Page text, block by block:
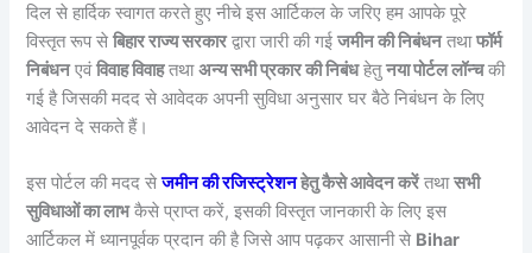
दिल से हार्दिक स्वागत करते हुए नीचे इस आर्टिकल के जरिए हम आपके पूरे
विस्तृत रूप सेबिहार राज्य सरकारद्वारा जारी की गईजमीन की निबंधनतथाफॉर्म
निबंधनएवंविवाह विवाहतथाअन्य सभी प्रकार की निबंधहेतुनया पोर्टल लॉन्चकी
गई है जिसकी मदद से आवेदक अपनी सुविधा अनुसार घर बैठे निबंधन के लिए
आवेदन दे सकते हैं।
इस पोर्टल की मदद सेजमीन की रजिस्ट्रेशनहेतु कैसे आवेदन करेंतथासभी
सुविधाओं का लाभकैसे प्राप्त करें, इसकी विस्तृत जानकारी के लिए इस
आर्टिकल में ध्यानपूर्वक प्रदान की है जिसे आप पढ़कर आसानी से Bihar